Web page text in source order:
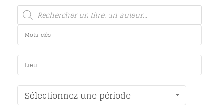
Sélectionnez une période